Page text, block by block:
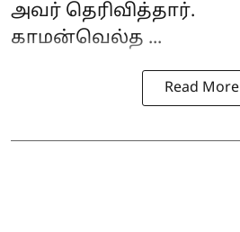
அவர் தெரிவித்தார்.
காமன்வெல்த ...
Read More